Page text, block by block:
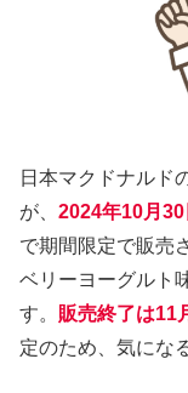
日本マクドナルド
が、 2024年10月
で期間限定で販売
ベリーヨーグルト
す。 販売終了は11
定のため、気にな